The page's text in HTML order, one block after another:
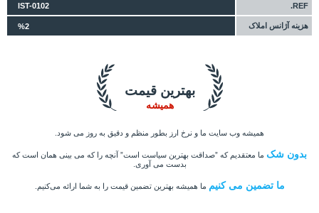
REF.
IST-0102
هزینه آژانس املاک %2
همیشه
بهترین قیمت
همیشه وب سایت ما و نرخ ارز بطور منظم و دقیق به روز می شود.
بدون شک ما معتقدیم که ”صداقت بهترین سیاست است” آنچه را که می بینی همان است که
بدست می آوری.
ما تضمین می کنیم ما همیشه بهترین تضمین قیمت را به شما ارائه می‌کنیم.